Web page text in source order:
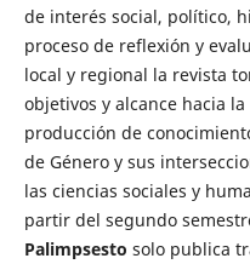
de interés social, político,
proceso de reflexión y
local y regional la revista
objetivos y alcance hacia
producción de
de Género y sus
las ciencias sociales y
partir del segundo
Palimpsesto solo publica